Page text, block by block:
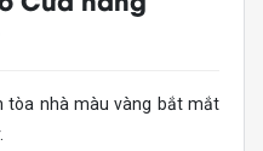
tòa nhà màu vàng bắt mắt